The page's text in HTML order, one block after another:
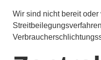
Wir sind nicht bereit oder